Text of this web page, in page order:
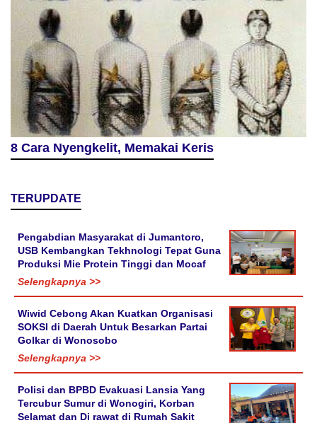
8 Cara Nyengkelit, Memakai Keris
TERUPDATE
Pengabdian Masyarakat di Jumantoro,
USB Kembangkan Tekhnologi Tepat Guna
Produksi Mie Protein Tinggi dan Mocaf
Selengkapnya >>
Wiwid Cebong Akan Kuatkan Organisasi
SOKSI di Daerah Untuk Besarkan Partai
Golkar di Wonosobo
Selengkapnya >>
Polisi dan BPBD Evakuasi Lansia Yang
Tercubur Sumur di Wonogiri, Korban
Selamat dan Di rawat di Rumah Sakit